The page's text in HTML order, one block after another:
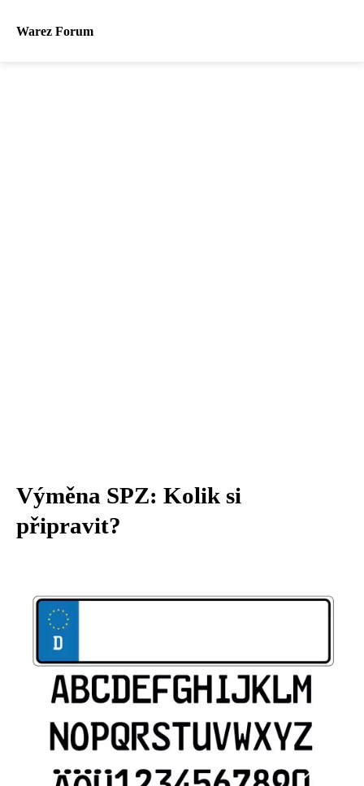
Warez Forum
Výměna SPZ: Kolik si
připravit?